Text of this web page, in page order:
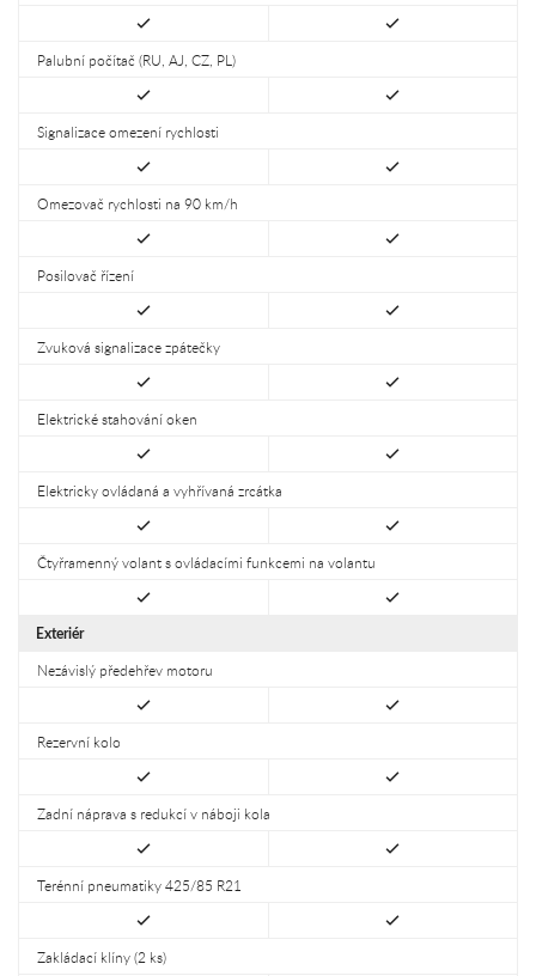
Palubní počítač (RU, AJ, CZ, PL)
Signalizace omezení rychlosti
Omezovač rychlosti na 90 km/h
Posilovač řízení
Zvuková signalizace zpátečky
Elektrické stahování oken
Elektricky ovládaná a vyhřívaná zrcátka
Čtyřramenný volant s ovládacími funkcemi na volantu
Exteriér
Nezávislý předehřev motoru
Rezervní kolo
Zadní náprava s redukcí v náboji kola
Terénní pneumatiky 425/85 R21
Zakládací klíny (2 ks)